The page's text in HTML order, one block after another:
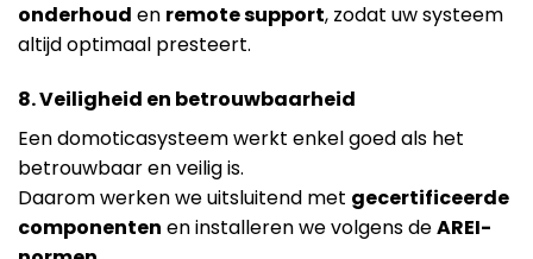
onderhoud en remote support, zodat uw systeem
altijd optimaal presteert.
8. Veiligheid en betrouwbaarheid
Een domoticasysteem werkt enkel goed als het
betrouwbaar en veilig is.
Daarom werken we uitsluitend met gecertificeerde
componenten en installeren we volgens deAREI-